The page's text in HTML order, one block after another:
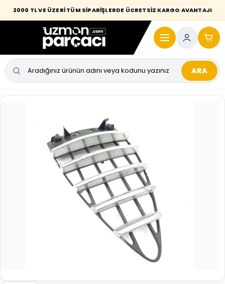
2000 TL VE ÜZERİ TÜM SİPARİŞLERDE ÜCRETSİZ KARGO AVANTAJI
Desi / hacim sınırını aşan kaporta parçalarında taşıma bedeli alıcıya
yansıtılmaktadır.
ARA